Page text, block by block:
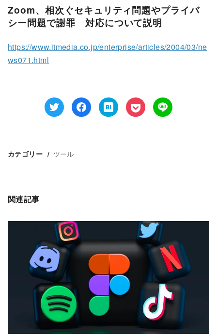
Zoom、相次ぐセキュリティ問題やプライバ
シー問題で謝罪 対応について説明
https://www.itmedia.co.jp/enterprise/articles/2004/03/ne
ws071.html
カテゴリー ツール
関連記事